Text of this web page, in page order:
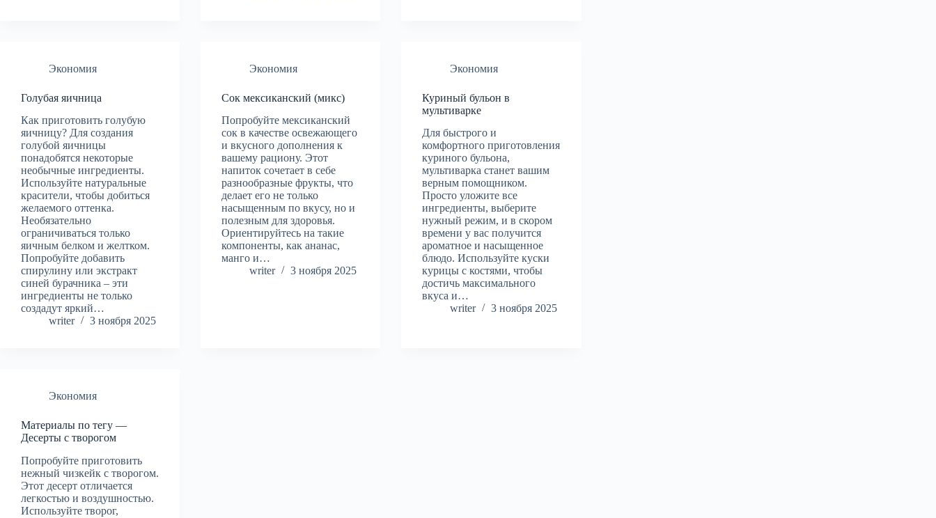
Экономия
Голубая яичница
Как приготовить голубую
яичницу? Для создания
голубой яичницы
понадобятся некоторые
необычные ингредиенты.
Используйте натуральные
красители, чтобы добиться
желаемого оттенка.
Необязательно
ограничиваться только
яичным белком и желтком.
Попробуйте добавить
спирулину или экстракт
синей бурачника – эти
ингредиенты не только
создадут яркий…
writer
3 ноября 2025
Экономия
Сок мексиканский (микс)
Попробуйте мексиканский
сок в качестве освежающего
и вкусного дополнения к
вашему рациону. Этот
напиток сочетает в себе
разнообразные фрукты, что
делает его не только
насыщенным по вкусу, но и
полезным для здоровья.
Ориентируйтесь на такие
компоненты, как ананас,
манго и…
writer
3 ноября 2025
Экономия
Куриный бульон в
мультиварке
Для быстрого и
комфортного приготовления
куриного бульона,
мультиварка станет вашим
верным помощником.
Просто уложите все
ингредиенты, выберите
нужный режим, и в скором
времени у вас получится
ароматное и насыщенное
блюдо. Используйте куски
курицы с костями, чтобы
достичь максимального
вкуса и…
writer
3 ноября 2025
Экономия
Материалы по тегу —
Десерты с творогом
Попробуйте приготовить
нежный чизкейк с творогом.
Этот десерт отличается
легкостью и воздушностью.
Используйте творог,